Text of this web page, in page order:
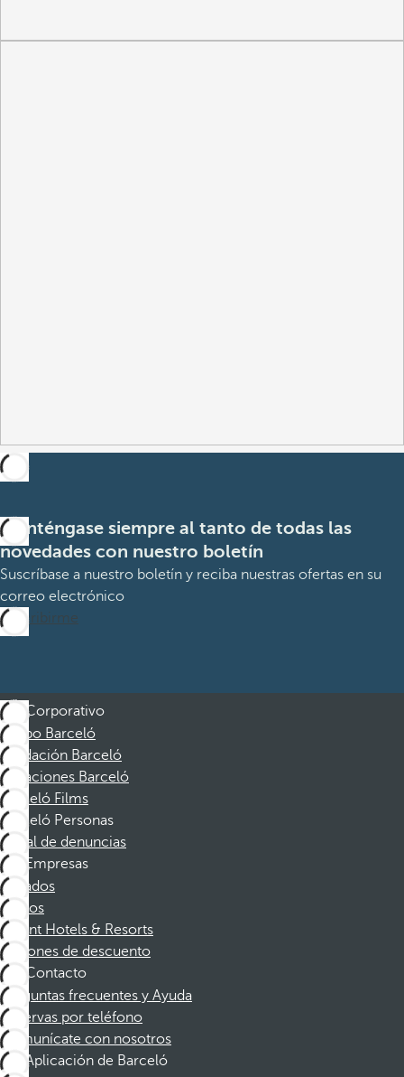
Manténgase siempre al tanto de todas las
novedades con nuestro boletín
Suscríbase a nuestro boletín y reciba nuestras ofertas en su
correo electrónico
Suscribirme
Corporativo
Grupo Barceló
Fundación Barceló
Vacaciones Barceló
Barceló Films
Barceló Personas
Canal de denuncias
Empresas
Afiliados
Socios
Dorint Hotels & Resorts
Cupones de descuento
Contacto
Preguntas frecuentes y Ayuda
Reservas por teléfono
Comunícate con nosotros
Aplicación de Barceló